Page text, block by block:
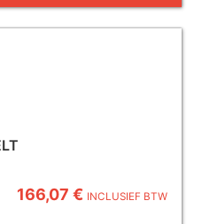
166,07 € INCLUSIEF BTW